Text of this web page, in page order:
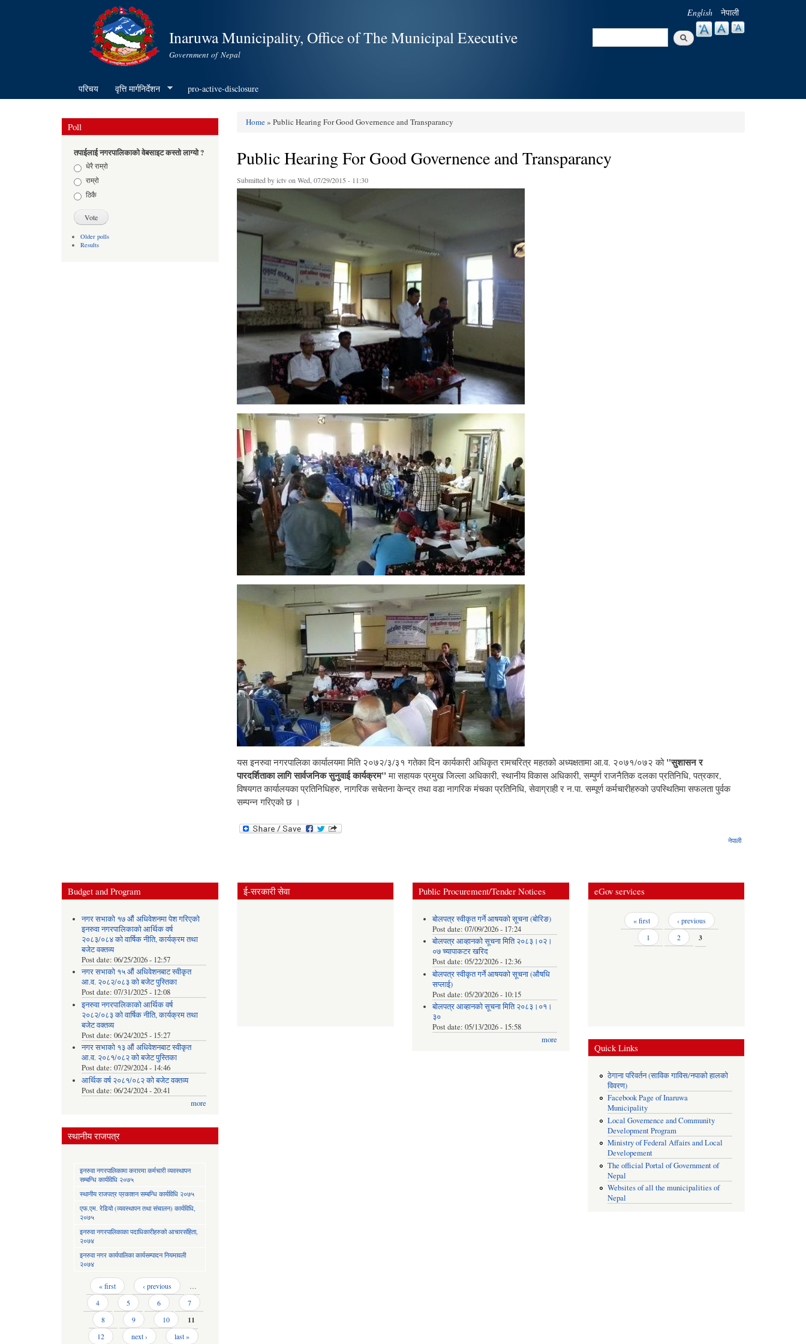
content
Inaruwa Municipality, Office of The Municipal Executive
Government of Nepal
English नेपाली
Search
परिचय वृत्ति मार्गनिर्देशन pro-active-disclosure
Poll
तपाईलाई नगरपालिकाको वेबसाइट कस्तो लाग्यो ?
Choicesधेरै राम्रो
राम्रो
ठिकै
Older polls
Results
Home» Public Hearing For Good Governence and Transparancy
Public Hearing For Good Governence and Transparancy
Submitted byictvon Wed, 07/29/2015 - 11:30
यस इनरुवा नगरपालिका कार्यालयमा मिति २०७२/३/३१ गतेका दिन कार्यकारी अधिकृत रामचरित्र महतको अध्यक्षतामा आ.व. २०७१/०७२ को "सुशासन र
पारदर्शिताका लागि सार्वजनिक सुनुवाई कार्यक्रम"मा सहायक प्रमुख जिल्ला अधिकारी, स्थानीय विकास अधिकारी, सम्पुर्ण राजनैतिक दलका प्रतिनिधि, पत्रकार,
विषयगत कार्यालयका प्रतिनिधिहरु, नागरिक सचेतना केन्द्र तथा वडा नागरिक मंचका प्रतिनिधि, सेवाग्राही र न.पा. सम्पूर्ण कर्मचारीहरुको उपस्थितिमा सफलता पुर्वक
सम्पन्न गरिएको छ ।
नेपाली
Budget and Program
नगर सभाको १७ औं अधिवेशनमा पेश गरिएको
इनरुवा नगरपालिकाको आर्थिक वर्ष
२०८३/०८४ को वार्षिक नीति, कार्यक्रम तथा
बजेट वक्तव्य
Post date: 06/25/2026 - 12:57
नगर सभाको १५ औं अधिवेशनबाट स्वीकृत
आ.व. २०८२/०८३ को बजेट पुस्तिका
Post date: 07/31/2025 - 12:08
इनरुवा नगरपालिकाको आर्थिक वर्ष
२०८२/०८३ को वार्षिक नीति, कार्यक्रम तथा
बजेट वक्तव्य
Post date: 06/24/2025 - 15:27
नगर सभाको १३ औं अधिवेशनबाट स्वीकृत
आ.व. २०८१/०८२ को बजेट पुस्तिका
Post date: 07/29/2024 - 14:46
आर्थिक वर्ष २०८१/०८२ को बजेट वक्तव्य
Post date: 06/24/2024 - 20:41
more
स्थानीय राजपत्र
इनरुवा नगरपालिकामा करारमा कर्मचारी व्यवस्थापन
सम्बन्धि कार्यविधि २०७५
स्थानीय राजपत्र प्रकाशन सम्बन्धि कार्यविधि २०७५
एफ.एम. रेडियो (व्यवस्थापन तथा संचालन) कार्यविधि,
२०७५
इनरुवा नगरपालिकाका पदाधिकारीहरुको आचारसंहिता,
२०७४
इनरुवा नगर कार्यपालिका कार्यसम्पादन नियमावली
२०७४
Pages « first ‹ previous
…
4
5 6
7
8
9 10 11
12 next › last »
ई-सरकारी सेवा Public Procurement/Tender Notices
बोलपत्र स्वीकृत गर्ने आषयको सूचना (बोरिङ)
Post date: 07/09/2026 - 17:24
बोलपत्र आव्हानको सूचना मिति २०८३।०२।
०७ च्यापाकटर खरिद
Post date: 05/22/2026 - 12:36
बोलपत्र स्वीकृत गर्ने आषयको सूचना (औषधि
सप्लाई)
Post date: 05/20/2026 - 10:15
बोलपत्र आव्हानको सूचना मिति २०८३।०१।
३०
Post date: 05/13/2026 - 15:58
more
eGov services
Pages « first
‹ previous
1
2 3
Quick Links
ठेगाना परिवर्तन (साविक गाविस/नपाको हालको
विवरण)
Facebook Page of Inaruwa
Municipality
Local Governence and Community
Development Program
Ministry of Federal Affairs and Local
Developement
The official Portal of Government of
Nepal
Websites of all the municipalities of
Nepal